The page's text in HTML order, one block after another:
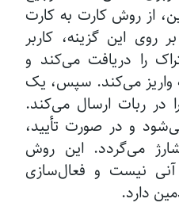
از روش کارت به کارت
روی این گزینه، کاربر
را دریافت می‌کند و
واریز می‌کند. سپس، یک
در ربات ارسال می‌کند.
و در صورت تأیید،
می‌گردد. این روش
آنی نیست و فعال‌سازی
دارد.